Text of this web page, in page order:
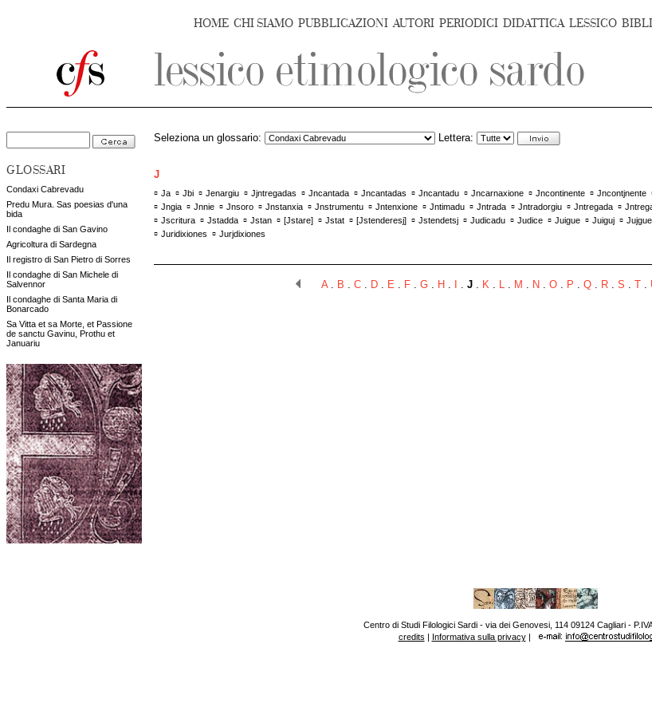
HOME CHI SIAMO PUBBLICAZIONI AUTORI PERIODICI DIDATTICA LESSICO
GLOSSARI
Condaxi Cabrevadu
Predu Mura. Sas poesias d'una
bida
Il condaghe di San Gavino
Agricoltura di Sardegna
Il registro di San Pietro di Sorres
Il condaghe di San Michele di
Salvennor
Il condaghe di Santa Maria di
Bonarcado
Sa Vitta et sa Morte, et Passione
de sanctu Gavinu, Prothu et
Januariu
Seleziona un glossario: Lettera:
J
▫ Ja ▫ Jbi ▫ Jenargiu ▫ Jjntregadas ▫ Jncantada ▫ Jncantadas ▫ Jncantadu ▫ Jncarnaxione ▫ Jncontinente ▫ Jncontjnente
▫ Jngia ▫ Jnnie ▫ Jnsoro ▫ Jnstanxia ▫ Jnstrumentu ▫ Jntenxione ▫ Jntimadu ▫ Jntrada ▫ Jntradorgiu ▫ Jntregada ▫
▫ Jscritura ▫ Jstadda ▫ Jstan ▫ [Jstare] ▫ Jstat ▫ [Jstenderesj] ▫ Jstendetsj ▫ Judicadu ▫ Judice ▫ Juigue ▫ Juiguj ▫ Jujgue
▫ Juridixiones ▫ Jurjdixiones
A. B . C. D. E . F. G. H . . J. K. L. M . N . O. P . Q. R. S . .
Centro di Studi Filologici Sardi - via dei Genovesi, 114 09124 Cagliari -
credits | Informativa sulla privacy|